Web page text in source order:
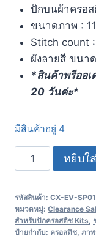
ปักบนผ้าครอ
ขนาดภาพ :
Stitch count
ผังลายสี ขนา
*สินค้าพรีออเ
20 วันค่ะ*
มีสินค้าอยู่ 4
หยิบใ
รหัสสินค้า: CX-EV-SP01
หมวดหมู่: Clearance
สำหรับปักครอสติช Kits
ป้ายกำกับ: ครอสติช ภา